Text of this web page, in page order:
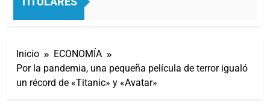
10 Horas Atrás
Inicio
ECONOMÍA
Por la pandemia, una pequeña película de terror igualó
un récord de «Titanic» y «Avatar»